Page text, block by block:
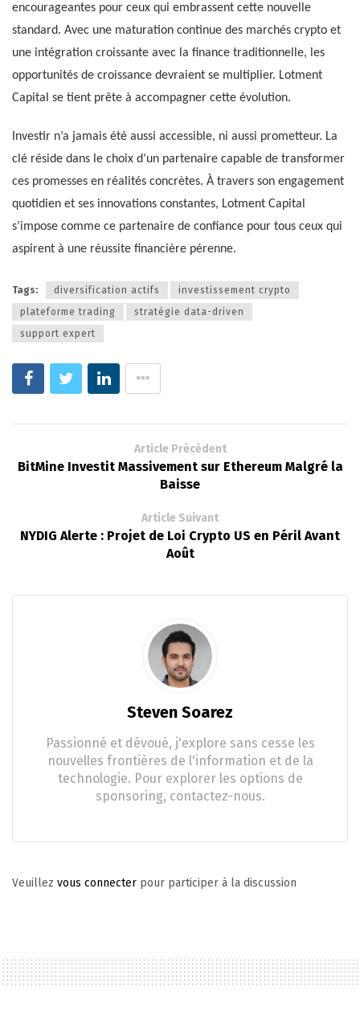
encourageantes pour ceux qui embrassent cette nouvelle
standard. Avec une maturation continue des marchés crypto et
une intégration croissante avec la finance traditionnelle, les
opportunités de croissance devraient se multiplier. Lotment
Capital se tient prête à accompagner cette évolution.
Investir n’a jamais été aussi accessible, ni aussi prometteur. La
clé réside dans le choix d’un partenaire capable de transformer
ces promesses en réalités concrètes. À travers son engagement
quotidien et ses innovations constantes, Lotment Capital
s’impose comme ce partenaire de confiance pour tous ceux qui
aspirent à une réussite financière pérenne.
Tags: diversification actifs
investissement crypto
plateforme trading
stratégie data-driven
support expert
Article Précédent
BitMine Investit Massivement sur Ethereum Malgré la
Baisse
Article Suivant
NYDIG Alerte : Projet de Loi Crypto US en Péril Avant
Août
Steven Soarez
Passionné et dévoué, j'explore sans cesse les
nouvelles frontières de l'information et de la
technologie. Pour explorer les options de
sponsoring, contactez-nous.
Veuillez vous connecter pour participer à la discussion